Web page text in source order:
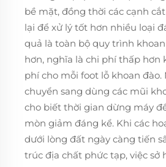
bề mặt, đồng thời các cạnh
lại để xử lý tốt hơn nhiều loại
quả là toàn bộ quy trình
hơn, nghĩa là chi phí thấp hơn
phí cho mỗi foot lỗ khoan
chuyển sang dùng các mũi
cho biết thời gian dừng máy
mòn giảm đáng kể. Khi các
dưới lòng đất ngày càng tiến
trúc địa chất phức tạp, việc sở